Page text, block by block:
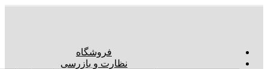
فروشگاه
نظارت و بازرسی